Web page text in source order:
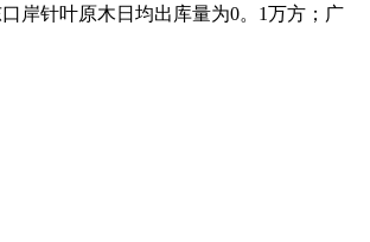
岸针叶原木日均出库量为0。1万方；广